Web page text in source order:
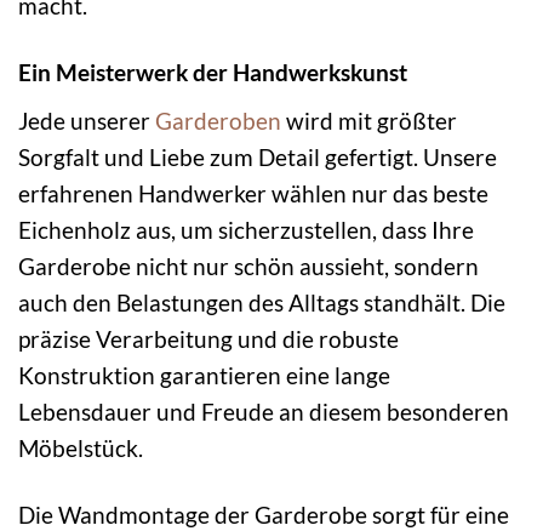
Ein Meisterwerk der Handwerkskunst
Jede unserer Garderoben wird mit größter
Sorgfalt und Liebe zum Detail gefertigt. Unsere
erfahrenen Handwerker wählen nur das beste
Eichenholz aus, um sicherzustellen, dass Ihre
Garderobe nicht nur schön aussieht, sondern
auch den Belastungen des Alltags standhält. Die
präzise Verarbeitung und die robuste
Konstruktion garantieren eine lange
Lebensdauer und Freude an diesem besonderen
Möbelstück.
Die Wandmontage der Garderobe sorgt für eine